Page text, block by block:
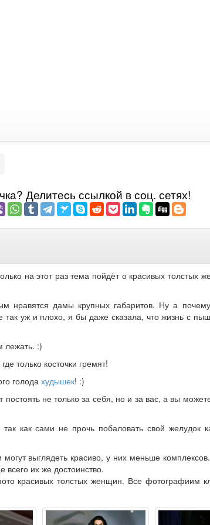
Делитеcь ссылкой в соц. сетях!
на этот раз тема пойдёт о красивых толстых
нравятся дамы крупных габаритов. Ну а
так уж и плохо, я бы даже сказала, что жизнь с
лежать. :)
только косточки гремят!
голода худышек! :)
не только за себя, но и за вас, а вы
как сами не прочь побаловать свой желудок
выглядеть красиво, у них меньше
всего их же достоинство.
красивых толстых женщин. Все фотографиим